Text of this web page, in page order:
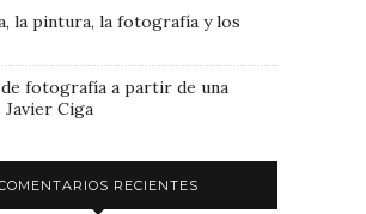
la pintura, la fotografía y los
fotografía a partir de una
Ciga
RECIENTES